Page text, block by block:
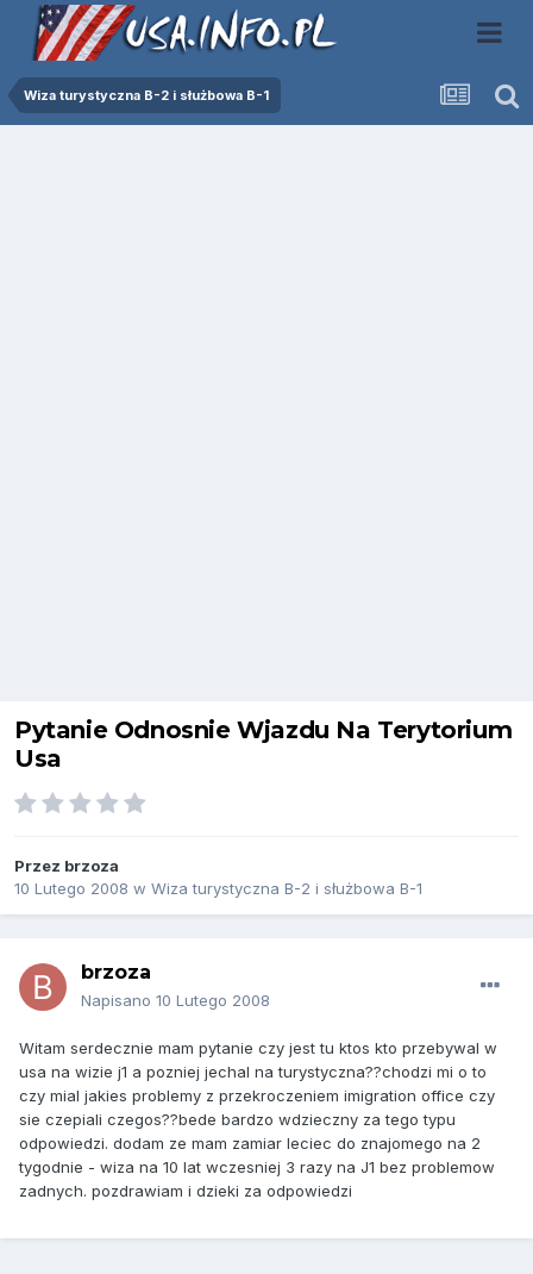
Wiza turystyczna B-2 i służbowa B-1
Pytanie Odnosnie Wjazdu Na Terytorium
Usa
Przez brzoza
10 Lutego 2008 w Wiza turystyczna B-2 i służbowa B-1
brzoza
Napisano 10 Lutego 2008
Witam serdecznie mam pytanie czy jest tu ktos kto przebywal w
usa na wizie j1 a pozniej jechal na turystyczna??chodzi mi o to
czy mial jakies problemy z przekroczeniem imigration office czy
sie czepiali czegos??bede bardzo wdzieczny za tego typu
odpowiedzi. dodam ze mam zamiar leciec do znajomego na 2
tygodnie - wiza na 10 lat wczesniej 3 razy na J1 bez problemow
zadnych. pozdrawiam i dzieki za odpowiedzi